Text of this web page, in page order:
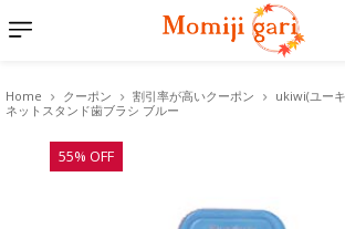
Home クーポン 割引率が高いクーポン
ukiwi(ユー
ネットスタンド歯ブラシ ブルー
55% OFF